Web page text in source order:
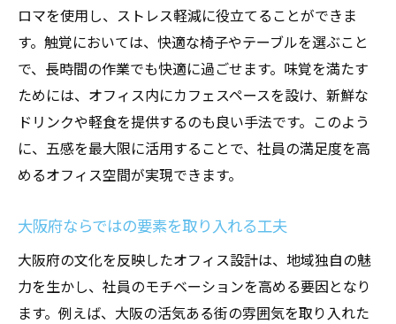
ロマを使用し、ストレス軽減に役立てることができま
す。触覚においては、快適な椅子やテーブルを選ぶこと
で、長時間の作業でも快適に過ごせます。味覚を満たす
ためには、オフィス内にカフェスペースを設け、新鮮な
ドリンクや軽食を提供するのも良い手法です。このよう
に、五感を最大限に活用することで、社員の満足度を高
めるオフィス空間が実現できます。
大阪府ならではの要素を取り入れる工夫
大阪府の文化を反映したオフィス設計は、地域独自の魅
力を生かし、社員のモチベーションを高める要因となり
ます。例えば、大阪の活気ある街の雰囲気を取り入れた